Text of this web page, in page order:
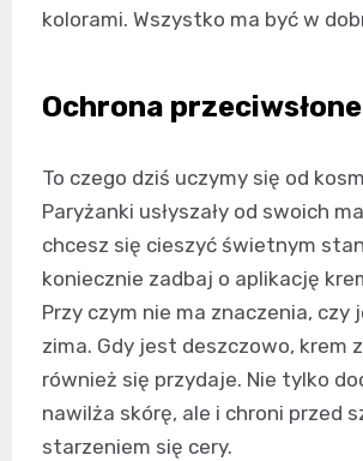
kolorami. Wszystko ma być w
Ochrona
To czego dziś uczymy się od
Paryżanki usłyszały od swoich
chcesz się cieszyć świetnym
koniecznie zadbaj o aplikację
Przy czym nie ma znaczenia, czy
zima. Gdy jest deszczowo, krem z
również się przydaje. Nie tylko
nawilża skórę, ale i chroni przed
starzeniem się cery.